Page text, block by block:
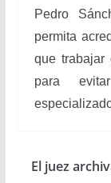
Pedro
permita
que trabajar
para
El juez